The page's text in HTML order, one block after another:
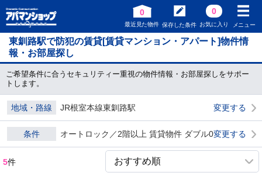
0
最近見た物件 保存した条件
0
お気に入り メニュー
東釧路駅で防犯の賃貸[賃貸マンション・アパート]物件情
報・お部屋探し
ご希望条件に合うセキュリティー重視の物件情報・お部屋探しをサポー
トします。
地域・路線 JR根室本線東釧路駅 変更する
条件 オートロック／2階以上 賃貸物件 ダブル0変更する
5件